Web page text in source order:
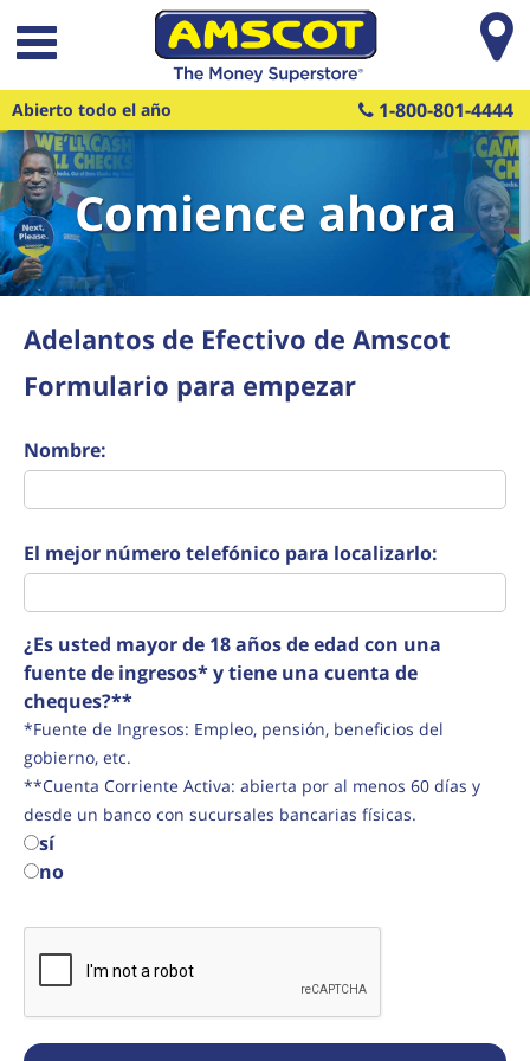
Saltar al contenido principal
Abierto todo el año 1-800-801-4444
Comience ahora
Adelantos de Efectivo de Amscot
Formulario para empezar
Nombre:
El mejor número telefónico para localizarlo:
¿Es usted mayor de 18 años de edad con una
fuente de ingresos* y tiene una cuenta de
cheques?**
*Fuente de Ingresos: Empleo, pensión, beneficios del
gobierno, etc.
**Cuenta Corriente Activa: abierta por al menos 60 días y
desde un banco con sucursales bancarias físicas.
sí
no